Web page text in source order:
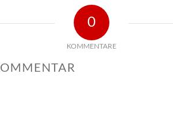
0
KOMMENTARE